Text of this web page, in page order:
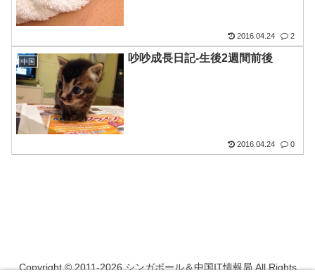
2016.04.24 2
中国 吵吵成長日記-生後2週間前後
2016.04.24 0
Copyright © 2011-2026 シンガポール＆中国IT情報局 All Rights